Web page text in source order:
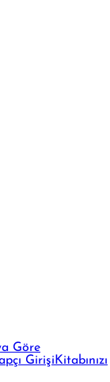
Göre
Girişi Kitabınızı